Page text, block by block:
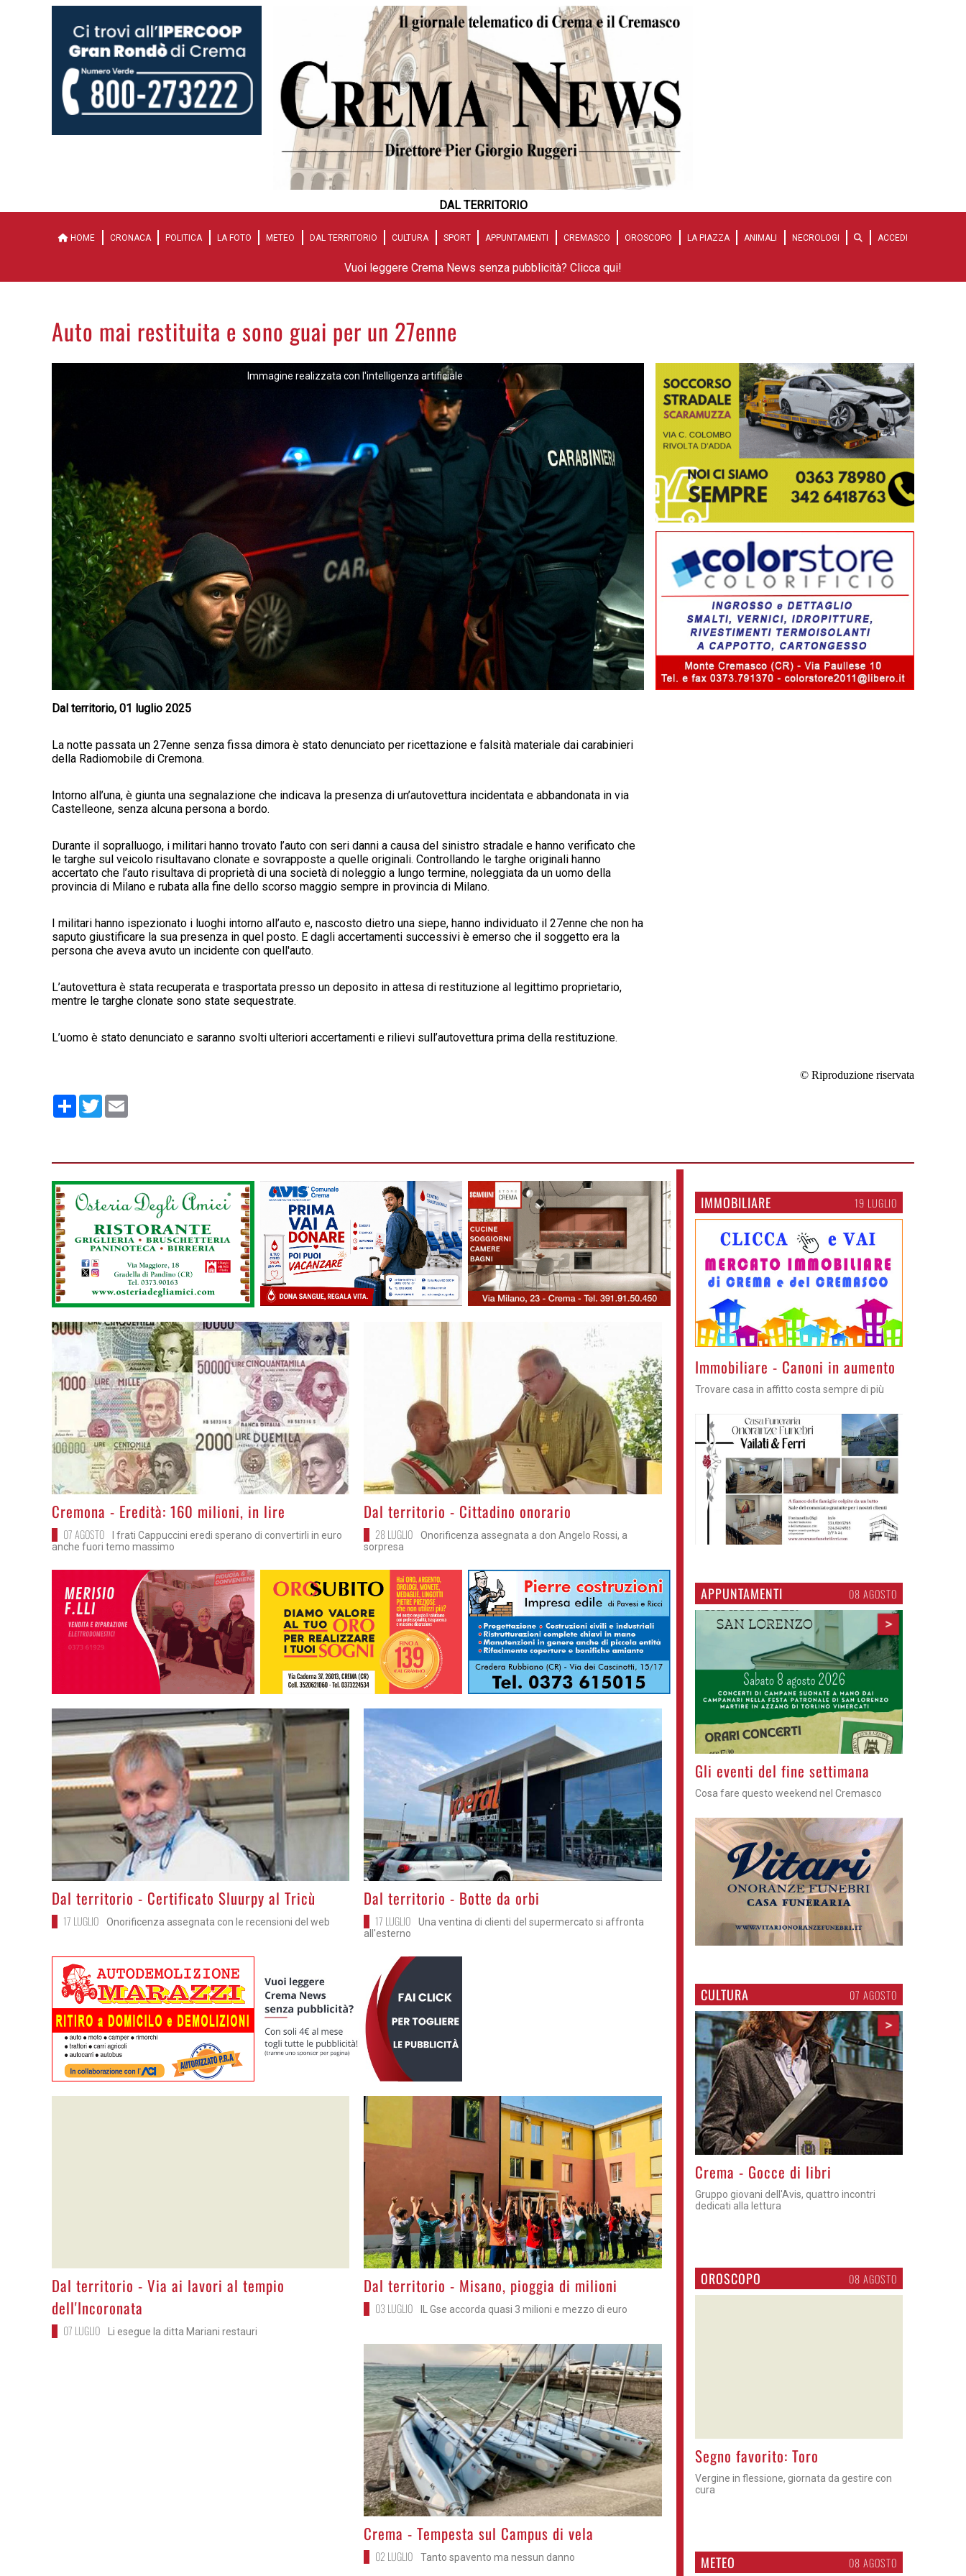
DAL TERRITORIO
HOME CRONACA POLITICA LA FOTO METEO DAL TERRITORIO CULTURA SPORT APPUNTAMENTI CREMASCO OROSCOPO LA PIAZZA ANIMALI NECROLOGI ACCEDI
Vuoi leggere Crema News senza pubblicità? Clicca qui!
Auto mai restituita e sono guai per un 27enne
Immagine realizzata con l'intelligenza artificiale
Dal territorio, 01 luglio 2025
La notte passata un 27enne senza fissa dimora è stato denunciato per ricettazione e falsità materiale dai carabinieri
della Radiomobile di Cremona.
Intorno all’una, è giunta una segnalazione che indicava la presenza di un’autovettura incidentata e abbandonata in via
Castelleone, senza alcuna persona a bordo.
Durante il sopralluogo, i militari hanno trovato l’auto con seri danni a causa del sinistro stradale e hanno verificato che
le targhe sul veicolo risultavano clonate e sovrapposte a quelle originali. Controllando le targhe originali hanno
accertato che l’auto risultava di proprietà di una società di noleggio a lungo termine, noleggiata da un uomo della
provincia di Milano e rubata alla fine dello scorso maggio sempre in provincia di Milano.
I militari hanno ispezionato i luoghi intorno all’auto e, nascosto dietro una siepe, hanno individuato il 27enne che non ha
saputo giustificare la sua presenza in quel posto. E dagli accertamenti successivi è emerso che il soggetto era la
persona che aveva avuto un incidente con quell'auto.
L’autovettura è stata recuperata e trasportata presso un deposito in attesa di restituzione al legittimo proprietario,
mentre le targhe clonate sono state sequestrate.
L’uomo è stato denunciato e saranno svolti ulteriori accertamenti e rilievi sull’autovettura prima della restituzione.
© Riproduzione riservata
Condividi
Twitter
>
Cremona - Eredità: 160 milioni, in lire
07 AGOSTO
I frati Cappuccini eredi sperano di convertirli in euro
anche fuori temo massimo
>
Dal territorio - Cittadino onorario
28 LUGLIO
Onorificenza assegnata a don Angelo Rossi, a
sorpresa
>
Dal territorio - Certificato Sluurpy al Tricù
17 LUGLIO Onorificenza assegnata con le recensioni del web
>
Dal territorio - Botte da orbi
17 LUGLIO
Una ventina di clienti del supermercato si affronta
all'esterno
>
Dal territorio - Via ai lavori al tempio
dell'Incoronata
07 LUGLIO Li esegue la ditta Mariani restauri
>
Dal territorio - Misano, pioggia di milioni
03 LUGLIO IL Gse accorda quasi 3 milioni e mezzo di euro
>
Crema - Tempesta sul Campus di vela
02 LUGLIO Tanto spavento ma nessun danno
IMMOBILIARE 19 LUGLIO
Immobiliare - Canoni in aumento
Trovare casa in affitto costa sempre di più
APPUNTAMENTI 06 AGOSTO
>
Azzano - Cena in piazza
Sagra di San Lorenzo, con don Lorenzo
CULTURA 07 AGOSTO
>
Crema - Gocce di libri
Gruppo giovani dell'Avis, quattro incontri
dedicati alla lettura